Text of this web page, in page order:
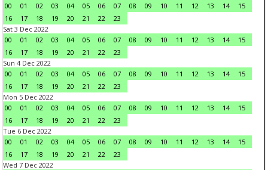
00
01 02 03 04 05 06 07 08 09 10 11 12 13 14
15
16
17 18 19 20 21 22
23
Sat 3 Dec 2022
00
01 02 03 04 05 06 07 08 09 10 11 12 13 14
15
16
17 18 19 20 21 22
23
Sun 4 Dec 2022
00
01 02 03 04 05 06 07 08 09 10 11 12 13 14
15
16
17 18 19 20 21 22
23
Mon 5 Dec 2022
00
01 02 03 04 05 06 07 08 09 10 11 12 13 14
15
16
17 18 19 20 21 22
23
Tue 6 Dec 2022
00
01 02 03 04 05 06 07 08 09 10 11 12 13 14
15
16
17 18 19 20 21 22
23
Wed 7 Dec 2022